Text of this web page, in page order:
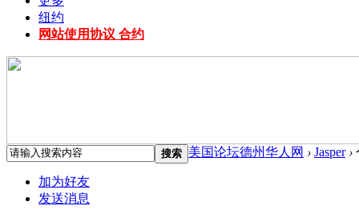
纽约
网站使用协议 合约
搜索 美国论坛德州华人网 › Jasper ›
加为好友
发送消息